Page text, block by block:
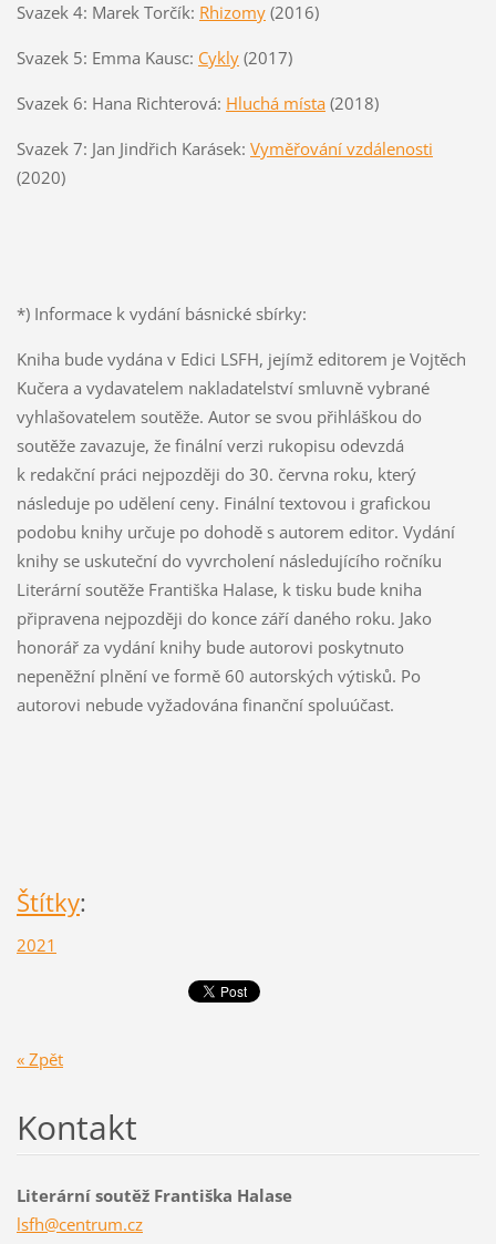
Svazek 4: Marek Torčík: Rhizomy(2016)
Svazek 5: Emma Kausc: Cykly(2017)
Svazek 6: Hana Richterová: Hluchá místa(2018)
Svazek 7: Jan Jindřich Karásek: Vyměřování vzdálenosti
(2020)
*) Informace k vydání básnické sbírky:
Kniha bude vydána v Edici LSFH, jejímž editorem je Vojtěch
Kučera a vydavatelem nakladatelství smluvně vybrané
vyhlašovatelem soutěže. Autor se svou přihláškou do
soutěže zavazuje, že finální verzi rukopisu odevzdá
k redakční práci nejpozději do 30. června roku, který
následuje po udělení ceny. Finální textovou i grafickou
podobu knihy určuje po dohodě s autorem editor. Vydání
knihy se uskuteční do vyvrcholení následujícího ročníku
Literární soutěže Františka Halase, k tisku bude kniha
připravena nejpozději do konce září daného roku. Jako
honorář za vydání knihy bude autorovi poskytnuto
nepeněžní plnění ve formě 60 autorských výtisků. Po
autorovi nebude vyžadována finanční spoluúčast.
Štítky:
2021
« Zpět
Kontakt
Literární soutěž Františka Halase
lsfh@centrum.cz